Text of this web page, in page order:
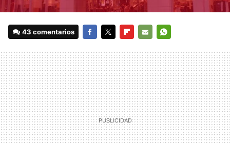
43 comentarios
MAIL